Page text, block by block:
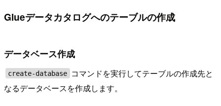
Glueデータカタログへのテーブルの作成
データベース作成
create-database
コマンドを実行してテーブルの作成先と
なるデータベースを作成します。